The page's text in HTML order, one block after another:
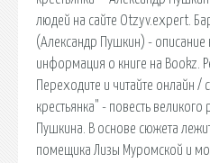
людей на сайте Otzyv.expert.
(Александр Пушкин) - описание
информация о книге на Bookz.
Переходите и читайте онлайн
крестьянка" - повесть великого
Пушкина. В основе сюжета
помещика Лизы Муромской и